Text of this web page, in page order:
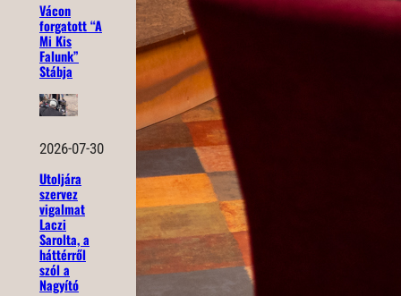
Vácon
forgatott “A
Mi Kis
Falunk”
Stábja
2026-07-30
Utoljára
szervez
vigalmat
Laczi
Sarolta, a
háttérről
szól a
Nagyító